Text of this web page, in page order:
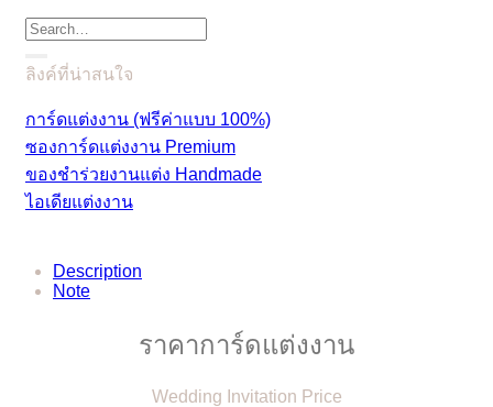
Search
for:
ลิงค์ที่น่าสนใจ
การ์ดแต่งงาน (ฟรีค่าแบบ 100%)
ซองการ์ดแต่งงาน Premium
ของชำร่วยงานแต่ง Handmade
ไอเดียแต่งงาน
Description
Note
ราคาการ์ดแต่งงาน
Wedding Invitation Price